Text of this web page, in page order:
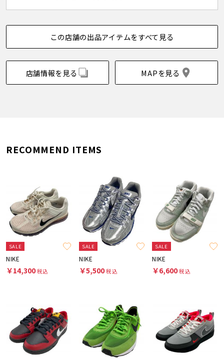
この店舗の出品アイテムをすべて見る
店舗情報を見る MAPを見る
RECOMMEND ITEMS
SALE
NIKE
￥14,300税込
SALE
NIKE
￥5,500税込
SALE
NIKE
￥6,600税込